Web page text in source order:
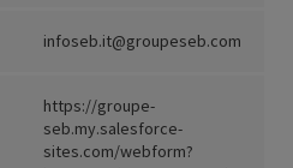
infoseb.it@groupeseb.com
https://groupe-
seb.my.salesforce-
sites.com/webform?